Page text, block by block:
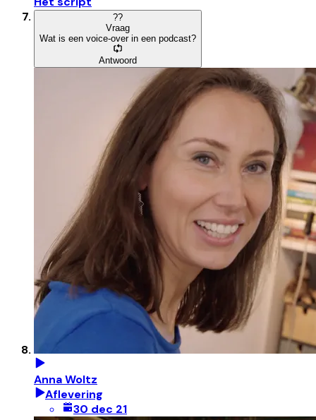
??
Vraag
Wat is een voice-over in een podcast?
Antwoord
Anna Woltz
Aflevering
30 dec 21